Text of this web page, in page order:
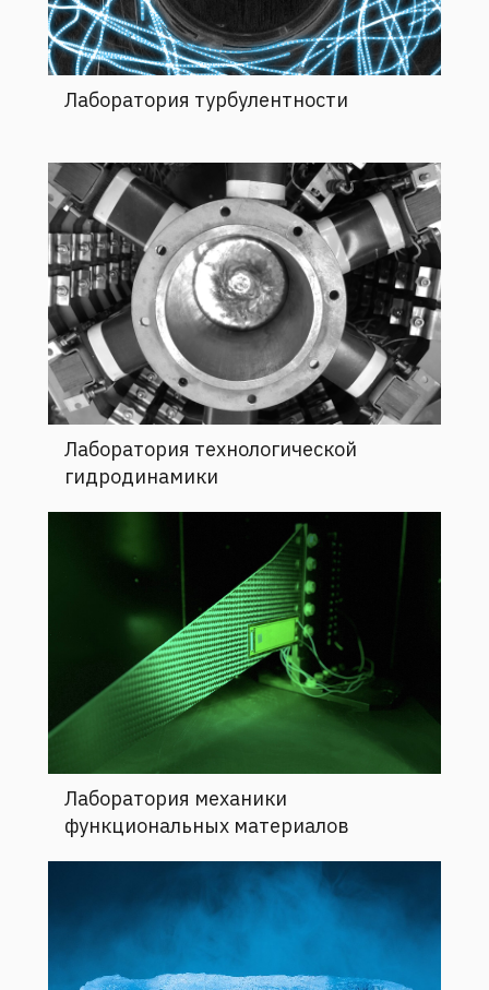
Лаборатория турбулентности
Лаборатория технологической
гидродинамики
Лаборатория механики
функциональных материалов